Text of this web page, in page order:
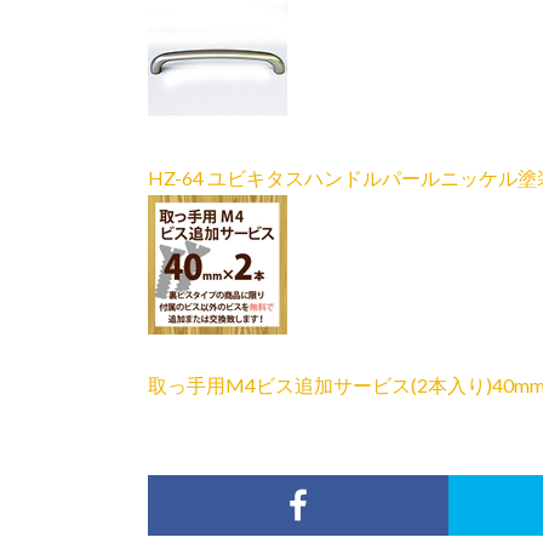
HZ-64 ユビキタスハンドルパールニッケル塗
取っ手用M4ビス追加サービス(2本入り